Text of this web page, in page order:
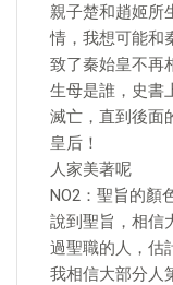
親子楚和趙姬所
情，我想可能和
致了秦始皇不再
生母是誰，史書
滅亡，直到後面
皇后！
人家美著呢
NO2：聖旨的顏
說到聖旨，相信
過聖職的人，估
我相信大部分人